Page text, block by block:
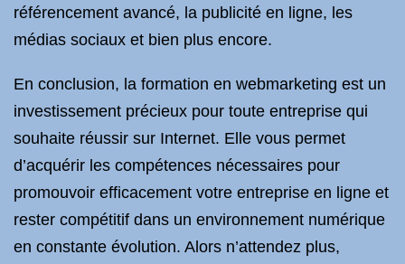
référencement avancé, la publicité en ligne, les
médias sociaux et bien plus encore.
En conclusion, la formation en webmarketing est un
investissement précieux pour toute entreprise qui
souhaite réussir sur Internet. Elle vous permet
d’acquérir les compétences nécessaires pour
promouvoir efficacement votre entreprise en ligne et
rester compétitif dans un environnement numérique
en constante évolution. Alors n’attendez plus,